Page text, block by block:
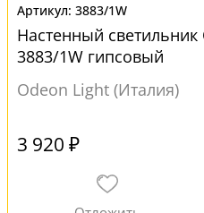
3883/1W
Настенный
3883/1W гипсовый
Odeon Light (Италия)
3 920 ₽